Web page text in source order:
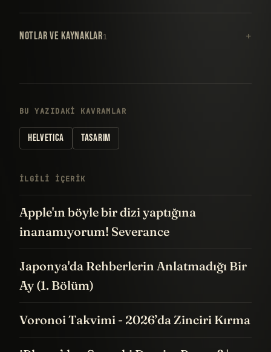
NOTLAR VE KAYNAKLAR1
BU YAZIDAKI KAVRAMLAR
HELVETICA TASARIM
İLGILI IÇERIK
Apple'ın böyle bir dizi yaptığına
inanamıyorum! Severance
Japonya'da Rehberlerin Anlatmadığı Bir
Ay (1. Bölüm)
Voronoi Takvimi - 2026’da Zinciri Kırma